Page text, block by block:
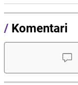
/ Komentari